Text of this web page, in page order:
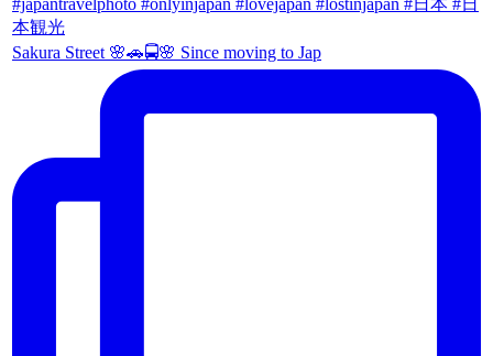
Sakura Street 🌸🚗🚍🌸 Since moving to Jap